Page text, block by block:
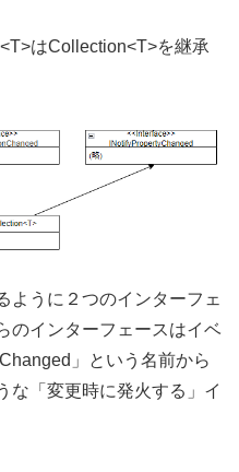
はCollection<T>を継承
ように２つのインターフェ
のインターフェースはイベ
」という名前から
な「変更時に発火する」イ